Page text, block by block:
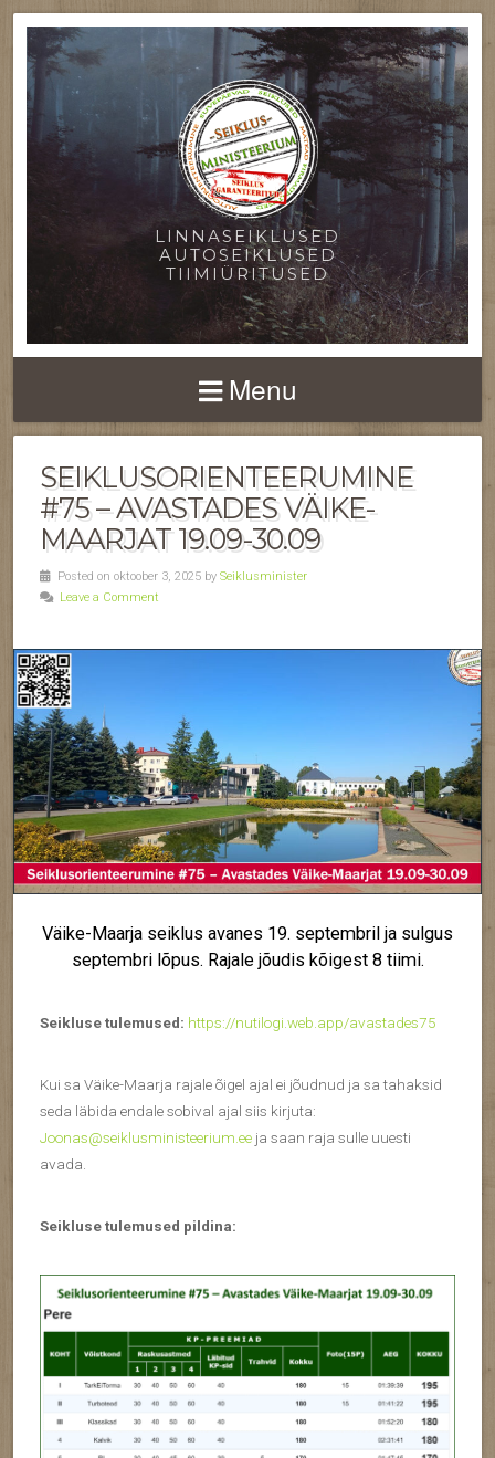
LINNASEIKLUSED
AUTOSEIKLUSED
TIIMIÜRITUSED
Menu
SEIKLUSORIENTEERUMINE
#75 – AVASTADES VÄIKE-
MAARJAT 19.09-30.09
Posted on oktoober 3, 2025 by Seiklusminister
Leave a Comment
Väike-Maarja seiklus avanes 19. septembril ja sulgus
septembri lõpus. Rajale jõudis kõigest 8 tiimi.
Seikluse tulemused: https://nutilogi.web.app/avastades75
Kui sa Väike-Maarja rajale õigel ajal ei jõudnud ja sa tahaksid
seda läbida endale sobival ajal siis kirjuta:
Joonas@seiklusministeerium.ee ja saan raja sulle uuesti
avada.
Seikluse tulemused pildina: